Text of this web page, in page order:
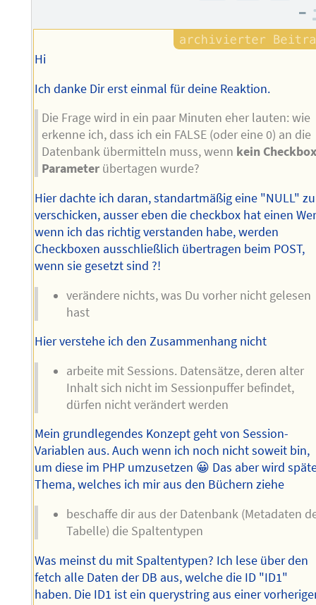
–
Hi
Ich danke Dir erst einmal für deine Reaktion.
Die Frage wird in ein paar Minuten eher lauten: wie
erkenne ich, dass ich ein FALSE (oder eine 0) an die
Datenbank übermitteln muss, wenn kein
Parameter übertagen wurde?
Hier dachte ich daran, standartmäßig eine "NULL" zu
verschicken, ausser eben die checkbox hat einen
wenn ich das richtig verstanden habe, werden
Checkboxen ausschließlich übertragen beim POST,
wenn sie gesetzt sind ?!
verändere nichts, was Du vorher nicht gelesen
hast
Hier verstehe ich den Zusammenhang nicht
arbeite mit Sessions. Datensätze, deren alter
Inhalt sich nicht im Sessionpuffer befindet,
dürfen nicht verändert werden
Mein grundlegendes Konzept geht von Session-
Variablen aus. Auch wenn ich noch nicht soweit bin,
um diese im PHP umzusetzen 😀 Das aber wird
Thema, welches ich mir aus den Büchern ziehe
beschaffe dir aus der Datenbank (Metadaten
Tabelle) die Spaltentypen
Was meinst du mit Spaltentypen? Ich lese über den
fetch alle Daten der DB aus, welche die ID "ID1"
haben. Die ID1 ist ein querystring aus einer